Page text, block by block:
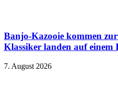
Banjo-Kazooie kommen
Klassiker landen auf einem
7. August 2026